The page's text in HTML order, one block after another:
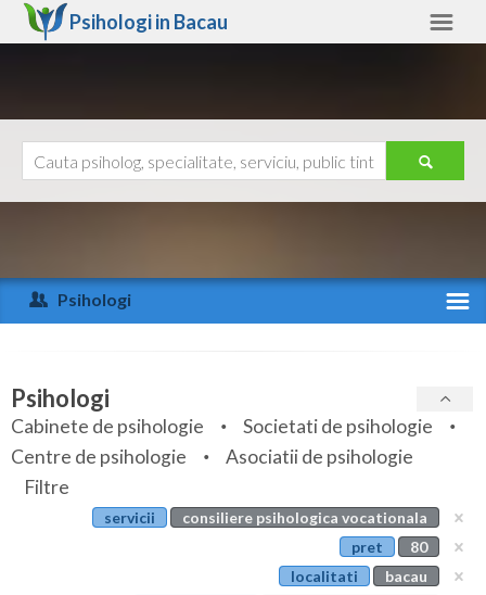
Psihologi in Bacau
Arad
Arges
Bihor
Bistrita-Nasaud
Botosani
Ajutor
Psihologi
Specialitati
Servicii
Articole
Evenimente
Psihologi
Cabinete de psihologie
Societati de psihologie
Centre de psihologie
Asociatii de psihologie
Filtre
servicii
consiliere psihologica vocationala
pret
80
localitati
bacau